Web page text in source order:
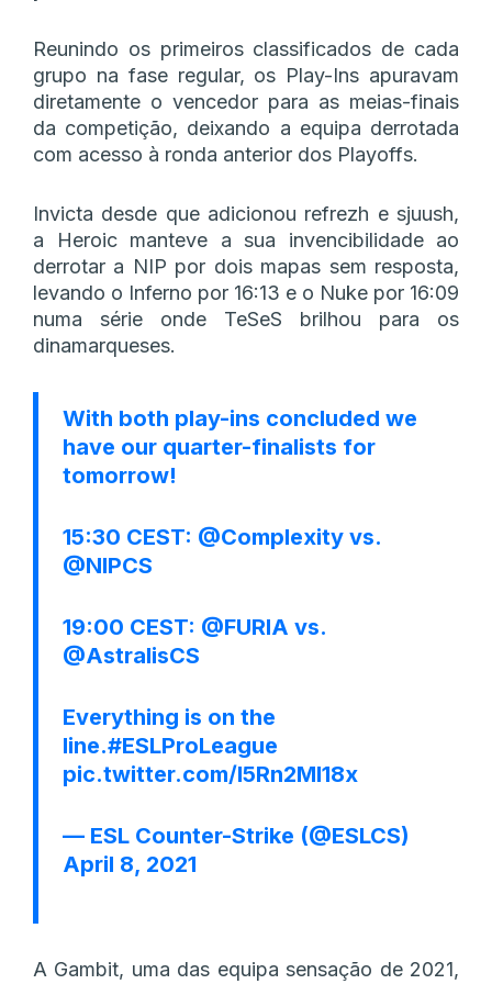
Reunindo os primeiros classificados de cada
grupo na fase regular, os Play-Ins apuravam
diretamente o vencedor para as meias-finais
da competição, deixando a equipa derrotada
com acesso à ronda anterior dos Playoffs.
Invicta desde que adicionou refrezh e sjuush,
a Heroic manteve a sua invencibilidade ao
derrotar a NIP por dois mapas sem resposta,
levando o Inferno por 16:13 e o Nuke por 16:09
numa série onde TeSeS brilhou para os
dinamarqueses.
With both play-ins concluded we
have our quarter-finalists for
tomorrow!
15:30 CEST: @Complexity vs.
@NIPCS
19:00 CEST: @FURIA vs.
@AstralisCS
Everything is on the
line.#ESLProLeague
pic.twitter.com/I5Rn2MI18x
— ESL Counter-Strike (@ESLCS)
April 8, 2021
A Gambit, uma das equipa sensação de 2021,